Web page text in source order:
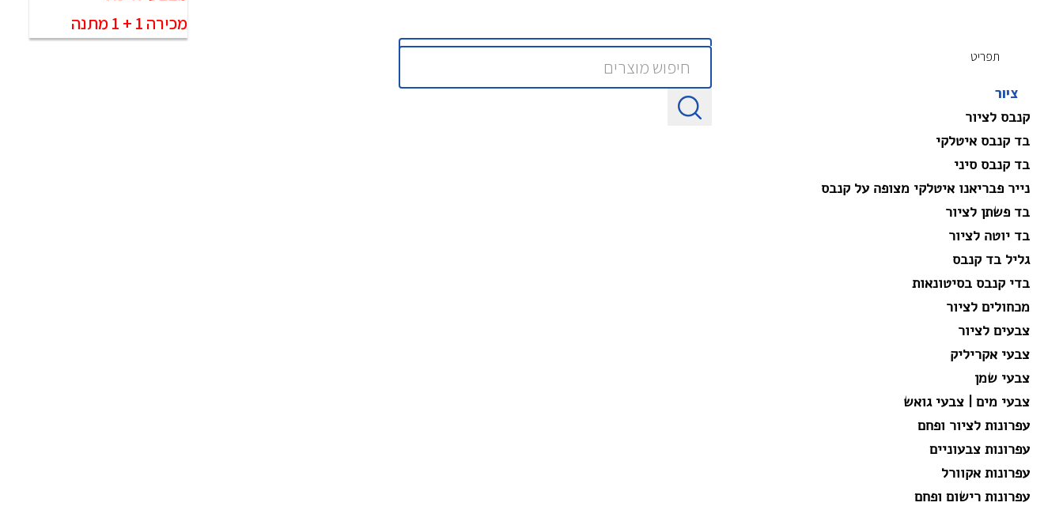
מכירה 1 + 1 מתנה
תפריט
ציור
קנבס לציור
בד קנבס איטלקי
בד קנבס סיני
נייר פבריאנו איטלקי מצופה על קנבס
בד פשתן לציור
בד יוטה לציור
גליל בד קנבס
בדי קנבס בסיטונאות
מכחולים לציור
צבעים לציור
צבעי אקריליק
צבעי שמן
צבעי מים | צבעי גואש
עפרונות לציור ופחם
עפרונות צבעוניים
עפרונות אקוורל
עפרונות רישום ופחם